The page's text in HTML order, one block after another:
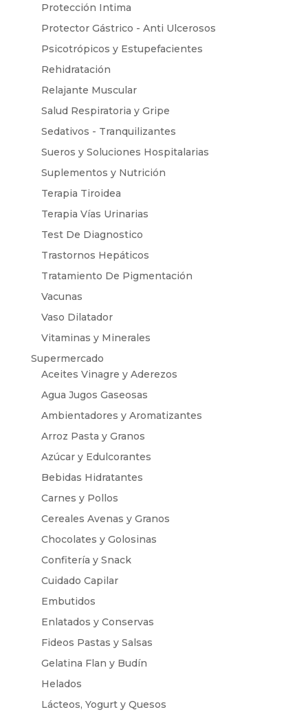
Protección Intima
Protector Gástrico - Anti Ulcerosos
Psicotrópicos y Estupefacientes
Rehidratación
Relajante Muscular
Salud Respiratoria y Gripe
Sedativos - Tranquilizantes
Sueros y Soluciones Hospitalarias
Suplementos y Nutrición
Terapia Tiroidea
Terapia Vías Urinarias
Test De Diagnostico
Trastornos Hepáticos
Tratamiento De Pigmentación
Vacunas
Vaso Dilatador
Vitaminas y Minerales
Supermercado
Aceites Vinagre y Aderezos
Agua Jugos Gaseosas
Ambientadores y Aromatizantes
Arroz Pasta y Granos
Azúcar y Edulcorantes
Bebidas Hidratantes
Carnes y Pollos
Cereales Avenas y Granos
Chocolates y Golosinas
Confitería y Snack
Cuidado Capilar
Embutidos
Enlatados y Conservas
Fideos Pastas y Salsas
Gelatina Flan y Budín
Helados
Lácteos, Yogurt y Quesos